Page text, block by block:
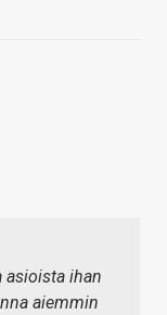
asioista ihan
aiemmin